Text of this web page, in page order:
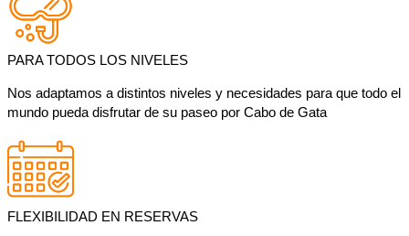
PARA TODOS LOS NIVELES
Nos adaptamos a distintos niveles y necesidades para que todo el
mundo pueda disfrutar de su paseo por Cabo de Gata
FLEXIBILIDAD EN RESERVAS